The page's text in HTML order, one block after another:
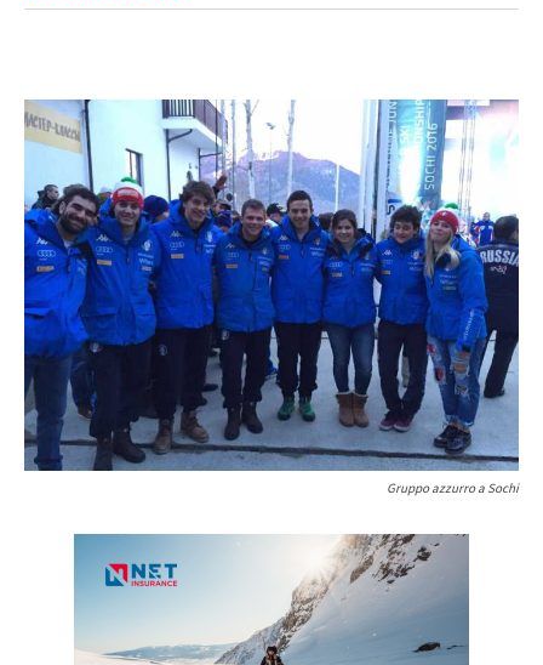
Gruppo azzurro a Sochi